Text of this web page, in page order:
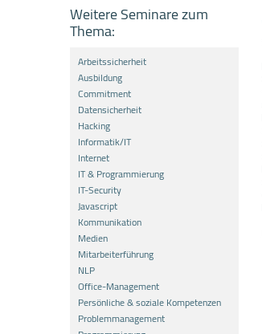
Weitere Seminare zum
Thema:
Arbeitssicherheit
Ausbildung
Commitment
Datensicherheit
Hacking
Informatik/IT
Internet
IT & Programmierung
IT-Security
Javascript
Kommunikation
Medien
Mitarbeiterführung
NLP
Office-Management
Persönliche & soziale Kompetenzen
Problemmanagement